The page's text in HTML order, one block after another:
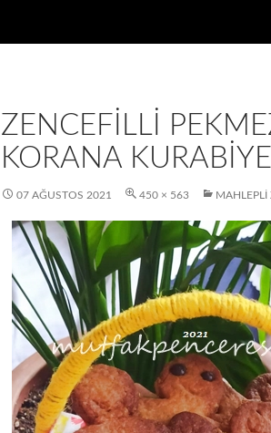
ZENCEFILLI
KORANA
07 AĞUSTOS 2021 450 × 563 MAHLEPLI